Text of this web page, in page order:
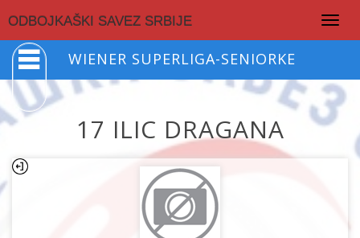
ODBOJKAŠKI SAVEZ SRBIJE
WIENER SUPERLIGA-SENIORKE
17 ILIC DRAGANA